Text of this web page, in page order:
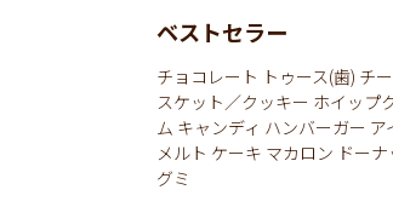
ベストセラー
チョコレート トゥース(歯) チ
スケット／クッキー ホイップ
ム キャンディ ハンバーガー ア
メルト ケーキ マカロン ドー
グミ